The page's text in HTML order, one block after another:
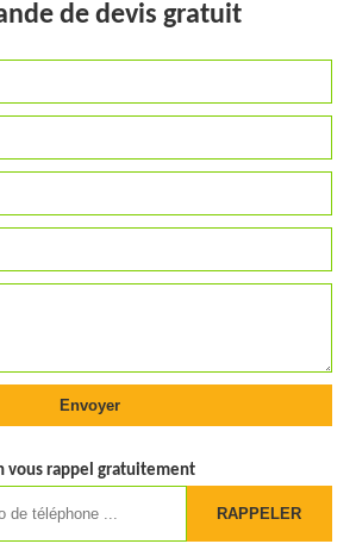
de devis gratuit
vous rappel gratuitement